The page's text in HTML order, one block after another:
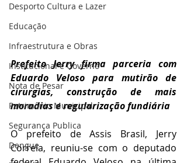
Desporto Cultura e Lazer
Educação
Infraestrutura e Obras
Institucional e Governo
Nota de Pesar
Patrimônio Municipal
Segurança Publica
Dengue
Prefeito Jerry firma parceria com
Eduardo Veloso para mutirão de
cirurgias, construção de mais
moradias e regularização fundiária
O prefeito de Assis Brasil, Jerry
Correia, reuniu-se com o deputado